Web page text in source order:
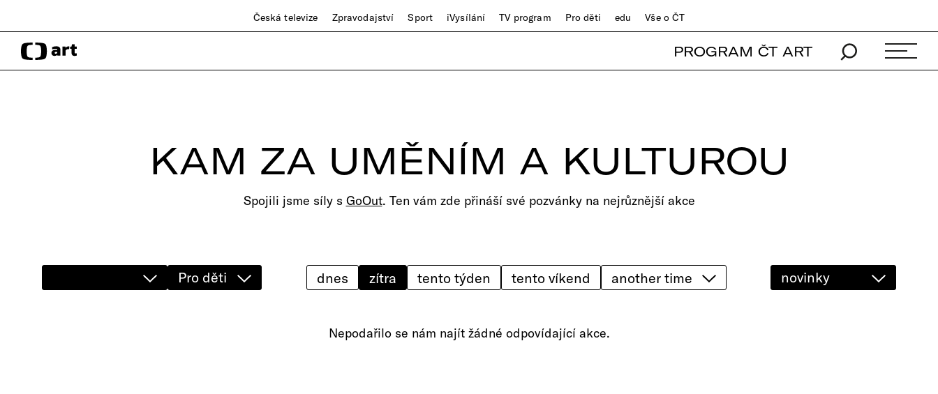
Česká televize Zpravodajství Sport iVysílání TV program Pro děti edu Vše o ČT
PROGRAM ČT ART
KAM ZA UMĚNÍM A KULTUROU
Spojili jsme síly s GoOut. Ten vám zde přináší své pozvánky na nejrůznější akce
Pro děti dnes zítra tento týden tento víkend novinky
Nepodařilo se nám najít žádné odpovídající akce.